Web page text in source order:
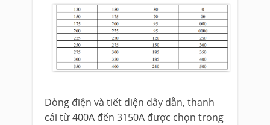
Dòng điện và tiết diện dây dẫn, thanh
cái từ 400A đến 3150A được chọn trong